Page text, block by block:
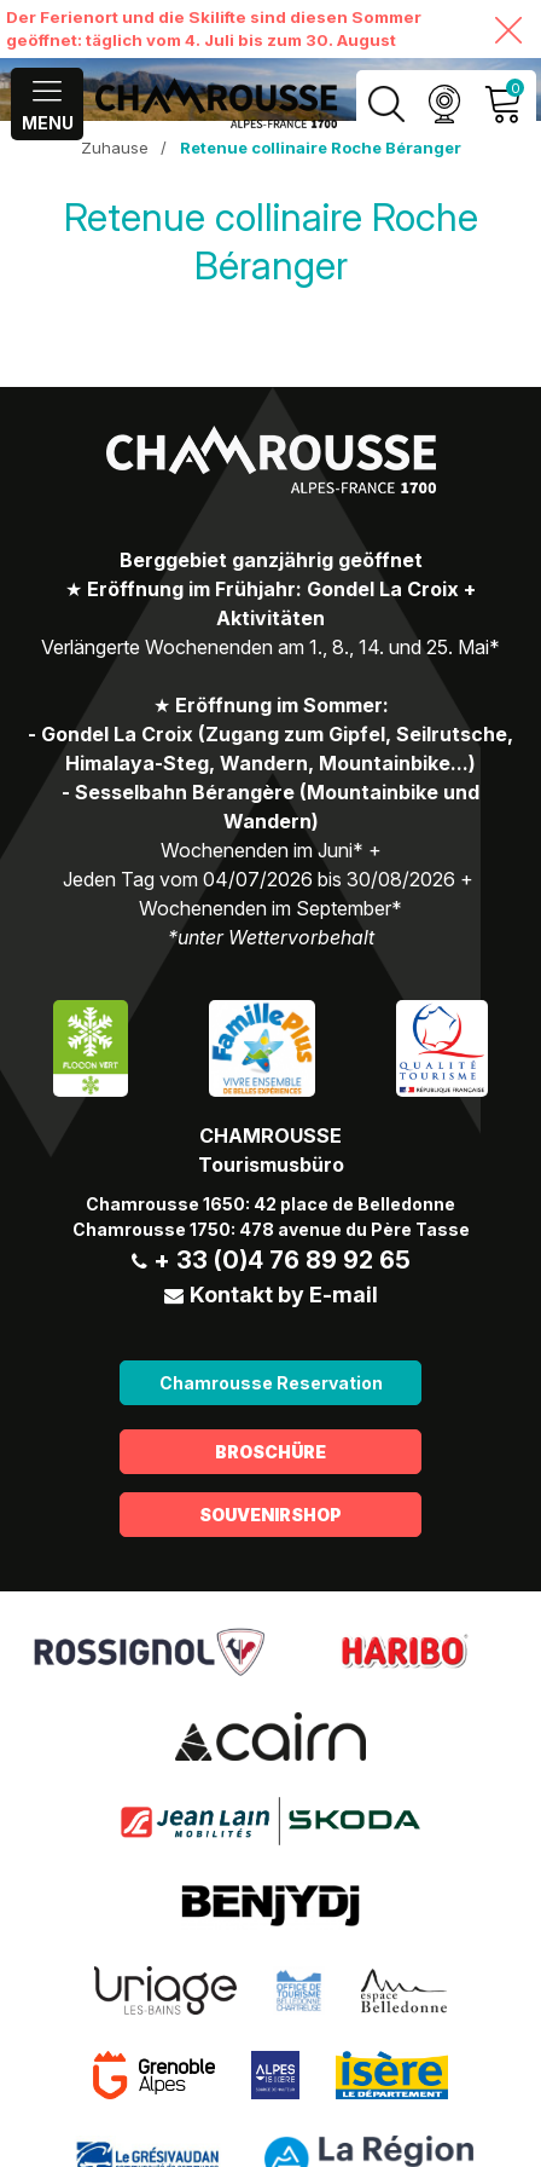
Der Ferienort und die Skilifte sind diesen Sommer
geöffnet: täglich vom 4. Juli bis zum 30. August
MENU
0
MEIN KONTO
MEINEN WARENKORB
Zuhause / Retenue collinaire Roche Béranger
Retenue collinaire Roche
Béranger
CHAMROUSSE
Tourismusbüro
Chamrousse 1650: 42 place de Belledonne
Chamrousse 1750: 478 avenue du Père Tasse
+ 33 (0)4 76 89 92 65
Kontakt by E-mail
Chamrousse Reservation
Berggebiet ganzjährig geöffnet
★ Eröffnung im Frühjahr: Gondel La Croix +
Aktivitäten
Verlängerte Wochenenden am 1., 8., 14. und 25. Mai*
★ Eröffnung im Sommer:
- Gondel La Croix (Zugang zum Gipfel, Seilrutsche,
Himalaya-Steg, Wandern, Mountainbike...)
- Sesselbahn Bérangère (Mountainbike und
Wandern)
Wochenenden im Juni* +
Jeden Tag vom 04/07/2026 bis 30/08/2026 +
Wochenenden im September*
*unter Wettervorbehalt
BROSCHÜRE
SOUVENIRSHOP